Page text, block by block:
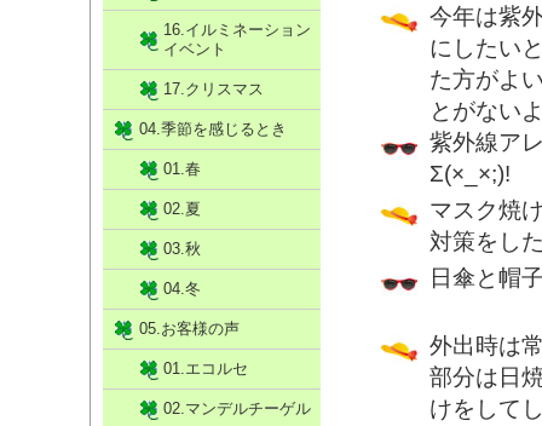
今年は紫
にしたい
た方がよ
とがない
紫外線ア
Σ(×_×;)!
マスク焼
対策をし
日傘と帽
外出時は
部分は日
けをして
16.イルミネーション
イベント
17.クリスマス
04.季節を感じるとき
01.春
02.夏
03.秋
04.冬
05.お客様の声
01.エコルセ
02.マンデルチーゲル